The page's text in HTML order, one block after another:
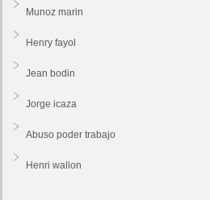
Munoz marin
Henry fayol
Jean bodin
Jorge icaza
Abuso poder trabajo
Henri wallon